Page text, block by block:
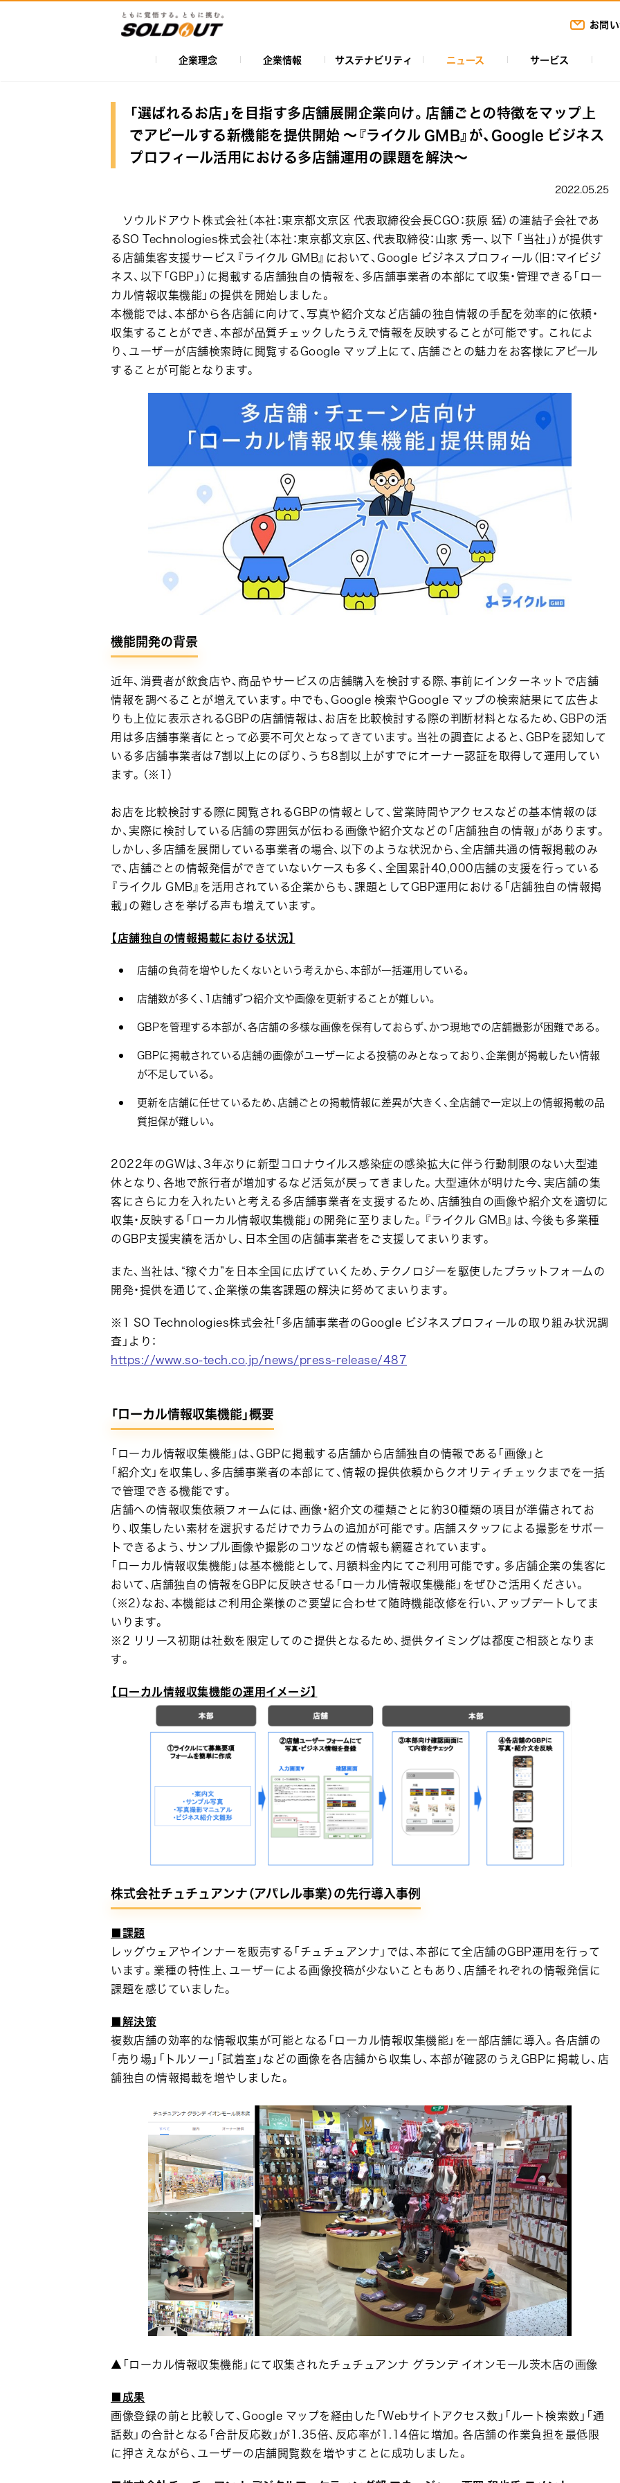
お問
ン
ナ
ビ
シ
ョ
ン
企業理念 企業情報 サステナビリティ ニュース サービス
「選ばれるお店」を目指す多店舗展開企業向け。店舗ごとの特徴をマップ上
でアピールする新機能を提供開始 ～『ライクル GMB』が、Google ビジネス
プロフィール活用における多店舗運用の課題を解決～
2022.05.25
ソウルドアウト株式会社（本社：東京都文京区 代表取締役会長CGO：荻原 猛）の連結子会社であ
るSO Technologies株式会社（本社：東京都文京区、代表取締役：山家 秀一、以下 「当社」）が提供す
る店舗集客支援サービス『ライクル GMB』において、Google ビジネスプロフィール（旧：マイビジ
ネス、以下「GBP」）に掲載する店舗独自の情報を、多店舗事業者の本部にて収集・管理できる「ロー
カル情報収集機能」の提供を開始しました。
本機能では、本部から各店舗に向けて、写真や紹介文など店舗の独自情報の手配を効率的に依頼・
収集することができ、本部が品質チェックしたうえで情報を反映することが可能です。これによ
り、ユーザーが店舗検索時に閲覧するGoogle マップ上にて、店舗ごとの魅力をお客様にアピール
することが可能となります。
機能開発の背景
近年、消費者が飲食店や、商品やサービスの店舗購入を検討する際、事前にインターネットで店舗
情報を調べることが増えています。中でも、Google 検索やGoogle マップの検索結果にて広告よ
りも上位に表示されるGBPの店舗情報は、お店を比較検討する際の判断材料となるため、GBPの活
用は多店舗事業者にとって必要不可欠となってきています。当社の調査によると、GBPを認知して
いる多店舗事業者は7割以上にのぼり、うち8割以上がすでにオーナー認証を取得して運用してい
ます。（※1）
お店を比較検討する際に閲覧されるGBPの情報として、営業時間やアクセスなどの基本情報のほ
か、実際に検討している店舗の雰囲気が伝わる画像や紹介文などの「店舗独自の情報」があります。
しかし、多店舗を展開している事業者の場合、以下のような状況から、全店舗共通の情報掲載のみ
で、店舗ごとの情報発信ができていないケースも多く、全国累計40,000店舗の支援を行っている
『ライクル GMB』を活用されている企業からも、課題としてGBP運用における「店舗独自の情報掲
載」の難しさを挙げる声も増えています。
【店舗独自の情報掲載における状況】
店舗の負荷を増やしたくないという考えから、本部が一括運用している。
店舗数が多く、1店舗ずつ紹介文や画像を更新することが難しい。
GBPを管理する本部が、各店舗の多様な画像を保有しておらず、かつ現地での店舗撮影が困難である。
GBPに掲載されている店舗の画像がユーザーによる投稿のみとなっており、企業側が掲載したい情報
が不足している。
更新を店舗に任せているため、店舗ごとの掲載情報に差異が大きく、全店舗で一定以上の情報掲載の品
質担保が難しい。
2022年のGWは、3年ぶりに新型コロナウイルス感染症の感染拡大に伴う行動制限のない大型連
休となり、各地で旅行者が増加するなど活気が戻ってきました。大型連休が明けた今、実店舗の集
客にさらに力を入れたいと考える多店舗事業者を支援するため、店舗独自の画像や紹介文を適切に
収集・反映する「ローカル情報収集機能」の開発に至りました。『ライクル GMB』は、今後も多業種
のGBP支援実績を活かし、日本全国の店舗事業者をご支援してまいります。
また、当社は、“稼ぐ力”を日本全国に広げていくため、テクノロジーを駆使したプラットフォームの
開発・提供を通じて、企業様の集客課題の解決に努めてまいります。
※1 SO Technologies株式会社「多店舗事業者のGoogle ビジネスプロフィールの取り組み状況調
査」より：
https://www.so-tech.co.jp/news/press-release/487
「ローカル情報収集機能」概要
「ローカル情報収集機能」は、GBPに掲載する店舗から店舗独自の情報である「画像」と
「紹介文」を収集し、多店舗事業者の本部にて、情報の提供依頼からクオリティチェックまでを一括
で管理できる機能です。
店舗への情報収集依頼フォームには、画像・紹介文の種類ごとに約30種類の項目が準備されてお
り、収集したい素材を選択するだけでカラムの追加が可能です。店舗スタッフによる撮影をサポー
トできるよう、サンプル画像や撮影のコツなどの情報も網羅されています。
「ローカル情報収集機能」は基本機能として、月額料金内にてご利用可能です。多店舗企業の集客に
おいて、店舗独自の情報をGBPに反映させる「ローカル情報収集機能」をぜひご活用ください。
（※2）なお、本機能はご利用企業様のご要望に合わせて随時機能改修を行い、アップデートしてま
いります。
※2 リリース初期は社数を限定してのご提供となるため、提供タイミングは都度ご相談となりま
す。
【ローカル情報収集機能の運用イメージ】
株式会社チュチュアンナ（アパレル事業）の先行導入事例
■課題
レッグウェアやインナーを販売する「チュチュアンナ」では、本部にて全店舗のGBP運用を行って
います。業種の特性上、ユーザーによる画像投稿が少ないこともあり、店舗それぞれの情報発信に
課題を感じていました。
■解決策
複数店舗の効率的な情報収集が可能となる「ローカル情報収集機能」を一部店舗に導入。各店舗の
「売り場」「トルソー」「試着室」などの画像を各店舗から収集し、本部が確認のうえGBPに掲載し、店
舗独自の情報掲載を増やしました。
▲「ローカル情報収集機能」にて収集されたチュチュアンナ グランデ イオンモール茨木店の画像
■成果
画像登録の前と比較して、Google マップを経由した「Webサイトアクセス数」「ルート検索数」「通
話数」の合計となる「合計反応数」が1.35倍、反応率が1.14倍に増加。各店舗の作業負担を最低限
に押さえながら、ユーザーの店舗閲覧数を増やすことに成功しました。